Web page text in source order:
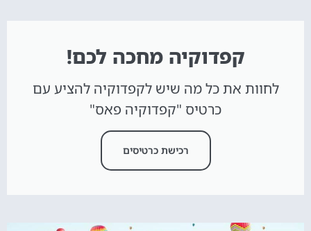
קפדוקיה מחכה לכם!
לחוות את כל מה שיש לקפדוקיה להציע עם
כרטיס "קפדוקיה פאס"
רכישת כרטיסים